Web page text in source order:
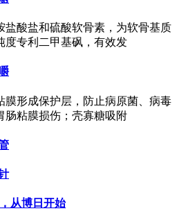
盐酸盐和硫酸软骨素，为软骨基质
度专利二甲基砜，有效发
膜形成保护层，防止病原菌、病毒
肠粘膜损伤；壳寡糖吸附
从博日开始